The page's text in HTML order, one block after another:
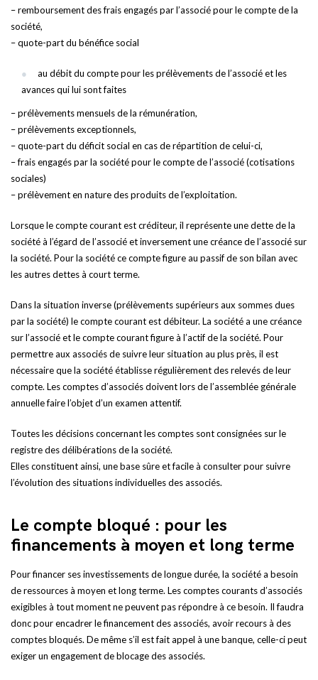
– remboursement des frais engagés par l’associé pour le compte de la
société,
– quote-part du bénéfice social
au débit du compte pour les prélèvements de l’associé et les
avances qui lui sont faites
– prélèvements mensuels de la rémunération,
– prélèvements exceptionnels,
– quote-part du déficit social en cas de répartition de celui-ci,
– frais engagés par la société pour le compte de l’associé (cotisations
sociales)
– prélèvement en nature des produits de l’exploitation.
Lorsque le compte courant est créditeur, il représente une dette de la
société à l’égard de l’associé et inversement une créance de l’associé sur
la société. Pour la société ce compte figure au passif de son bilan avec
les autres dettes à court terme.
Dans la situation inverse (prélèvements supérieurs aux sommes dues
par la société) le compte courant est débiteur. La société a une créance
sur l’associé et le compte courant figure à l’actif de la société. Pour
permettre aux associés de suivre leur situation au plus près, il est
nécessaire que la société établisse régulièrement des relevés de leur
compte. Les comptes d’associés doivent lors de l’assemblée générale
annuelle faire l’objet d’un examen attentif.
Toutes les décisions concernant les comptes sont consignées sur le
registre des délibérations de la société.
Elles constituent ainsi, une base sûre et facile à consulter pour suivre
l’évolution des situations individuelles des associés.
Le compte bloqué : pour les
financements à moyen et long terme
Pour financer ses investissements de longue durée, la société a besoin
de ressources à moyen et long terme. Les comptes courants d’associés
exigibles à tout moment ne peuvent pas répondre à ce besoin. Il faudra
donc pour encadrer le financement des associés, avoir recours à des
comptes bloqués. De même s’il est fait appel à une banque, celle-ci peut
exiger un engagement de blocage des associés.